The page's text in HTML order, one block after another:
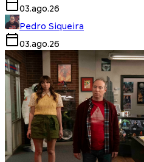
03.ago.26
Pedro Siqueira
03.ago.26